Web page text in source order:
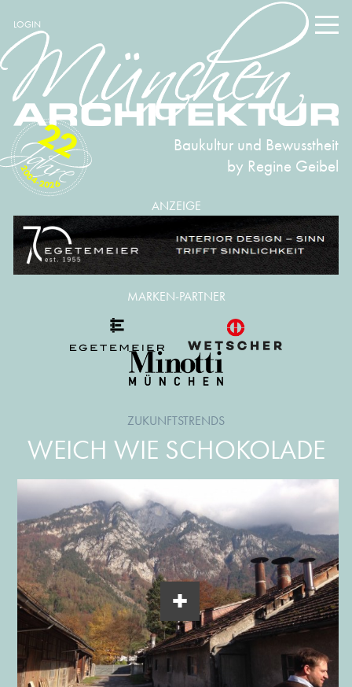
LOGIN
Baukultur und Bewusstheit
by Regine Geibel
2004-2026
22
ANZEIGE
ZUKUNFTSTRENDS
WEICH WIE SCHOKOLADE